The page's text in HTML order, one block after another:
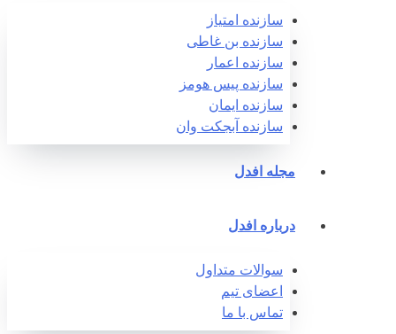
سازنده امتیاز
سازنده بن غاطی
سازنده اعمار
سازنده پیس هومز
سازنده ایمان
سازنده آبجکت وان‎
مجله افدل
درباره افدل
سوالات متداول
اعضای تیم
تماس با ما